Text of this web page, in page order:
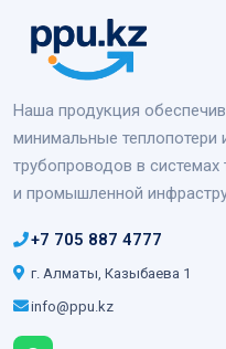
Наша продукция
минимальные
трубопроводов в
и промышленной
+7 705 887 4777
г. Алматы, Казыбаева 1
info@ppu.kz